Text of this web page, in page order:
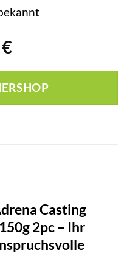
€Aktueller
ist:
296,99 €.
Casting
2pc – Ihr